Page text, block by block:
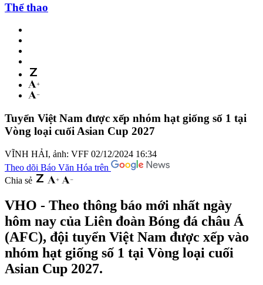
Thể thao
Tuyển Việt Nam được xếp nhóm hạt giống số 1 tại
Vòng loại cuối Asian Cup 2027
VĨNH HẢI, ảnh: VFF 02/12/2024 16:34
Theo dõi Báo Văn Hóa trên
Chia sẻ
VHO - Theo thông báo mới nhất ngày
hôm nay của Liên đoàn Bóng đá châu Á
(AFC), đội tuyển Việt Nam được xếp vào
nhóm hạt giống số 1 tại Vòng loại cuối
Asian Cup 2027.